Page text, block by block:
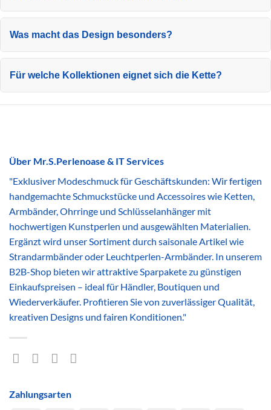
Was macht das Design besonders?
Für welche Kollektionen eignet sich die Kette?
Über Mr.S.Perlenoase & IT Services
"Exklusiver Modeschmuck für Geschäftskunden: Wir fertigen
handgemachte Schmuckstücke und Accessoires wie Ketten,
Armbänder, Ohrringe und Schlüsselanhänger mit
hochwertigen Kunstperlen und ausgewählten Materialien.
Ergänzt wird unser Sortiment durch saisonale Artikel wie
Strandarmbänder oder Leuchtperlen-Armbänder. In unserem
B2B-Shop bieten wir attraktive Sparpakete zu günstigen
Einkaufspreisen – ideal für Händler, Boutiquen und
Wiederverkäufer. Profitieren Sie von zuverlässiger Qualität,
kreativen Designs und fairen Konditionen."
Zahlungsarten